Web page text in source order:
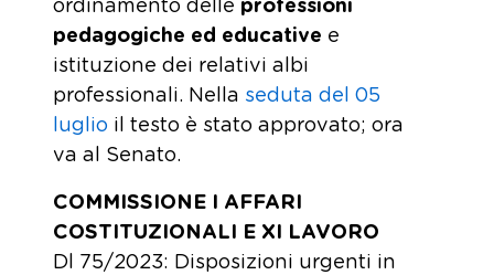
ordinamento delle professioni
pedagogiche ed educative e
istituzione dei relativi albi
professionali. Nella seduta del 05
luglio il testo è stato approvato; ora
va al Senato.
COMMISSIONE I AFFARI
COSTITUZIONALI E XI LAVORO
Dl 75/2023: Disposizioni urgenti in